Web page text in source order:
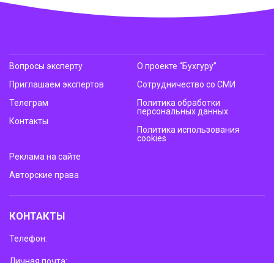
Вопросы эксперту
Приглашаем экспертов
Телеграм
Контакты
О проекте “Бухгуру”
Сотрудничество со СМИ
Политика обработки
персональных данных
Политика использования
cookies
Реклама на сайте
Авторские права
КОНТАКТЫ
Телефон: